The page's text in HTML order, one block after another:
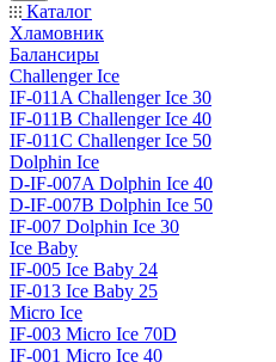
Каталог
Хламовник
Балансиры
Challenger Ice
IF-011A Challenger Ice 30
IF-011B Challenger Ice 40
IF-011C Challenger Ice 50
Dolphin Ice
D-IF-007A Dolphin Ice 40
D-IF-007B Dolphin Ice 50
IF-007 Dolphin Ice 30
Ice Baby
IF-005 Ice Baby 24
IF-013 Ice Baby 25
Micro Ice
IF-003 Micro Ice 70D
IF-001 Micro Ice 40